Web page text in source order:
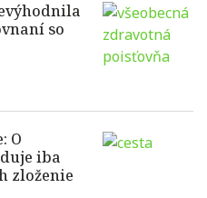
so
O
iba
zloženie